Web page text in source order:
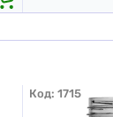
Код:1715